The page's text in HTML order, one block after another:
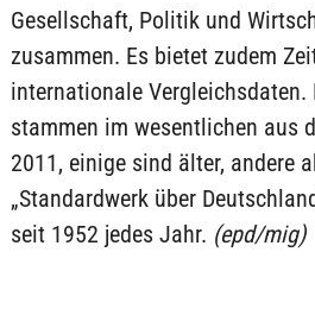
Gesellschaft, Politik und
zusammen. Es bietet zudem
internationale Vergleichsdaten.
stammen im wesentlichen aus
2011, einige sind älter, andere
„Standardwerk über
seit 1952 jedes Jahr. (epd/mig)